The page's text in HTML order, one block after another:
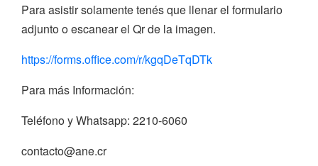
Para asistir solamente tenés que llenar el formulario
adjunto o escanear el Qr de la imagen.
https://forms.office.com/r/kgqDeTqDTk
Para más Información:
Teléfono y Whatsapp: 2210-6060
contacto@ane.cr